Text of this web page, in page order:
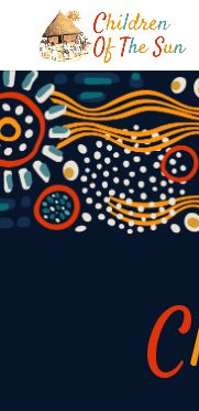
Panneau de gestion
C